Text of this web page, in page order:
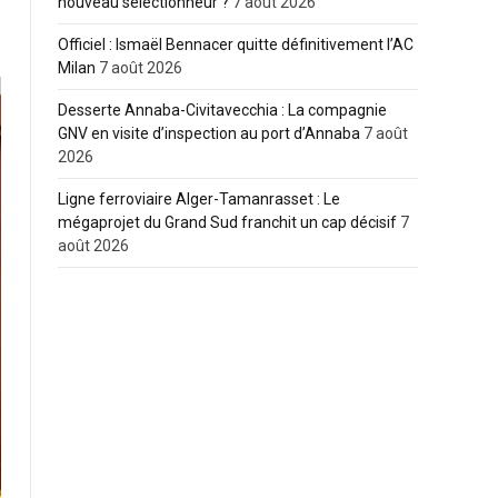
Officiel : Ismaël Bennacer quitte définitivement l’AC
Milan 7 août 2026
Desserte Annaba-Civitavecchia : La compagnie
GNV en visite d’inspection au port d’Annaba 7 août
2026
Ligne ferroviaire Alger-Tamanrasset : Le
mégaprojet du Grand Sud franchit un cap décisif 7
août 2026